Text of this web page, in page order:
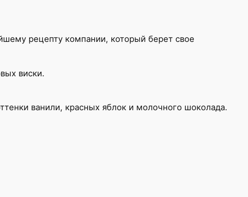
рецепту компании, который берет свое
виски.
ванили, красных яблок и молочного шоколада.